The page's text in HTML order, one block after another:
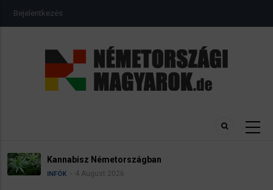
USER
ACCOUNT
Bejelentkezés
Kannabisz Németországban
INFÓK 4 August 2026